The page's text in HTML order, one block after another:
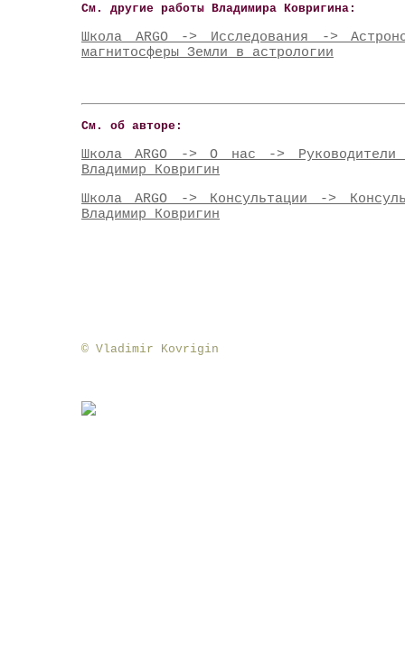
См. другие работы Владимира Ковригина:
Школа ARGO -> Исследования ->
магнитосферы Земли в астрологии
См. об авторе:
Школа ARGO -> О нас -> Pуководители
Владимир Ковригин
Школа ARGO -> Консультации ->
Владимир Ковригин
© Vladimir Kovrigin